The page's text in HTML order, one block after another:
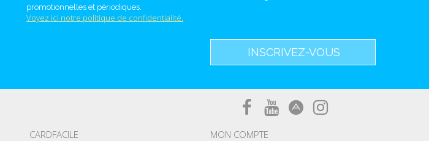
promotionnelles et périodiques.
Voyez ici notre politique de confidentialité.
INSCRIVEZ-VOUS
CARDFACILE MON COMPTE